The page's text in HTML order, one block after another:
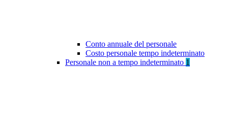
Conto annuale del personale
Costo personale tempo indeterminato
Personale non a tempo indeterminato 1